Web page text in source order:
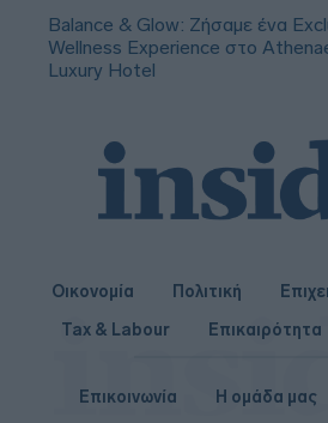
Balance & Glow: Ζήσαμε ένα
Wellness Experience στο
Luxury Hotel
Οικονομία Πολιτική
Tax & Labour
Επικαιρότητα
Επικοινωνία Η ομάδα μας